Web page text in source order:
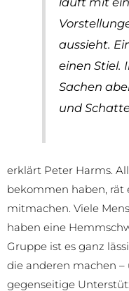
aussieht.
einen Stiel.
Sachen
und
erklärt Peter Harms.
bekommen haben, rät
mitmachen. Viele
haben eine
Gruppe ist es ganz
die anderen machen –
gegenseitige